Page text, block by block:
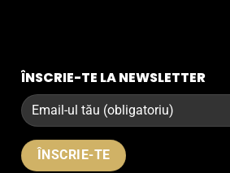
ÎNSCRIE-TE LA NEWSLETTER